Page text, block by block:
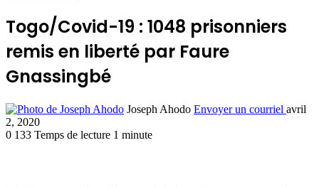
Togo/Covid-19 : 1048 prisonniers
remis en liberté par Faure
Gnassingbé
Joseph Ahodo Envoyer un courriel avril
2, 2020
0 133 Temps de lecture 1 minute